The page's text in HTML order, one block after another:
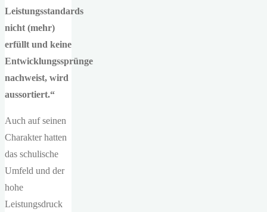
Leistungsstandards
nicht (mehr)
erfüllt und keine
Entwicklungssprünge
nachweist, wird
aussortiert.“
Auch auf seinen
Charakter hatten
das schulische
Umfeld und der
hohe
Leistungsdruck